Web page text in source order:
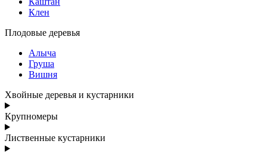
Клен
Плодовые деревья
Алыча
Груша
Вишня
Хвойные деревья и кустарники
Крупномеры
Лиственные кустарники